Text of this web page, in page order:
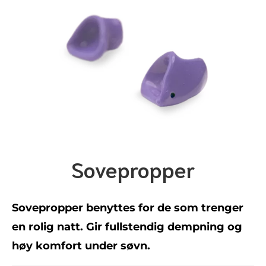
Sovepropper
Sovepropper benyttes for de som trenger
en rolig natt. Gir fullstendig dempning og
høy komfort under søvn.